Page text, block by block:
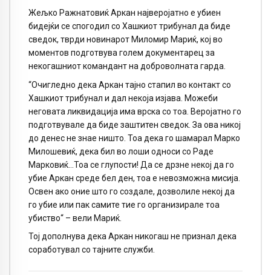
Жељко Ражнатовиќ Аркан најверојатно е убиен
бидејќи се спогодил со Хашкиот трибунал да биде
сведок, тврди новинарот Миломир Мариќ, кој во
моментов подготвува голем документарец за
некогашниот командант на доброволната гарда.
“Очигледно дека Аркан тајно стапил во контакт со
Хашкиот трибунал и дал некоја изјава. Можеби
неговата ликвидација има врска со тоа. Веројатно го
подготвувале да биде заштитен сведок. За ова никој
до денес не знае ништо. Тоа дека го шамарал Марко
Милошевиќ, дека бил во лоши односи со Раде
Марковиќ…Тоа се глупости! Да се дрзне некој да го
убие Аркан среде бел ден, тоа е невозможна мисија.
Освен ако оние што го создале, дозволиле некој да
го убие или пак самите тие го организирале тоа
убиство“ – вели Мариќ.
Тој дополнува дека Аркан никогаш не признал дека
соработувал со тајните служби.